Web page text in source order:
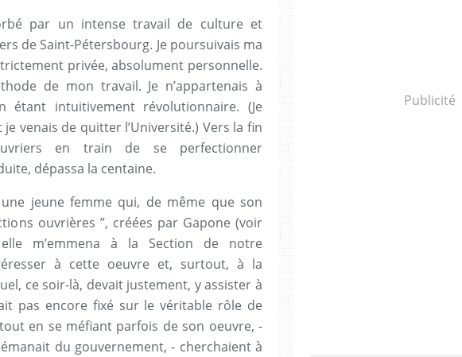
par un intense travail de culture et
de Saint-Pétersbourg. Je poursuivais ma
privée, absolument personnelle.
de mon travail. Je n’appartenais à
intuitivement révolutionnaire. (Je
je venais de quitter l’Université.) Vers la fin
en train de se perfectionner
dépassa la centaine.
jeune femme qui, de même que son
ouvrières ”, créées par Gapone (voir
m’emmena à la Section de notre
à cette oeuvre et, surtout, à la
ce soir-là, devait justement, y assister à
pas encore fixé sur le véritable rôle de
en se méfiant parfois de son oeuvre, -
du gouvernement, - cherchaient à
Publicité